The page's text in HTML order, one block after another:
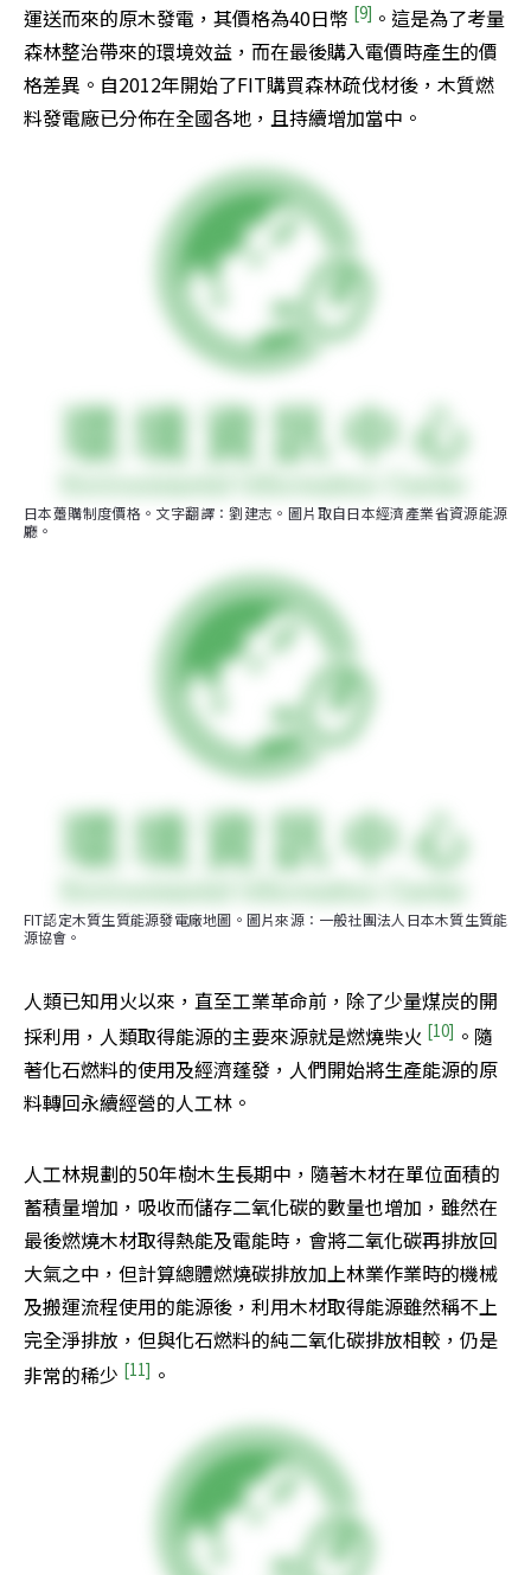
運送而來的原木發電，其價格為40日幣 [9] 。這是為了考量
森林整治帶來的環境效益，而在最後購入電價時產生的價
格差異。自2012年開始了FIT購買森林疏伐材後，木質燃
料發電廠已分佈在全國各地，且持續增加當中。
日本躉購制度價格。文字翻譯：劉建志。圖片取自日本經濟產業省資源能源
廳。
FIT認定木質生質能源發電廠地圖。圖片來源：一般社團法人日本木質生質能
源協會。
人類已知用火以來，直至工業革命前，除了少量煤炭的開
採利用，人類取得能源的主要來源就是燃燒柴火 [10] 。隨
著化石燃料的使用及經濟蓬發，人們開始將生產能源的原
料轉回永續經營的人工林。
人工林規劃的50年樹木生長期中，隨著木材在單位面積的
蓄積量增加，吸收而儲存二氧化碳的數量也增加，雖然在
最後燃燒木材取得熱能及電能時，會將二氧化碳再排放回
大氣之中，但計算總體燃燒碳排放加上林業作業時的機械
及搬運流程使用的能源後，利用木材取得能源雖然稱不上
完全淨排放，但與化石燃料的純二氧化碳排放相較，仍是
非常的稀少 [11] 。